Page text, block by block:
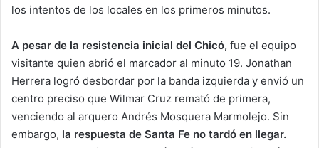
los intentos de los locales en los primeros minutos.
A pesar de la resistencia inicial del Chicó, fue el equipo
visitante quien abrió el marcador al minuto 19. Jonathan
Herrera logró desbordar por la banda izquierda y envió un
centro preciso que Wilmar Cruz remató de primera,
venciendo al arquero Andrés Mosquera Marmolejo. Sin
embargo, la respuesta de Santa Fe no tardó en llegar.